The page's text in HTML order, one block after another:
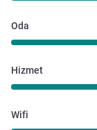
Oda
Hizmet
Wifi